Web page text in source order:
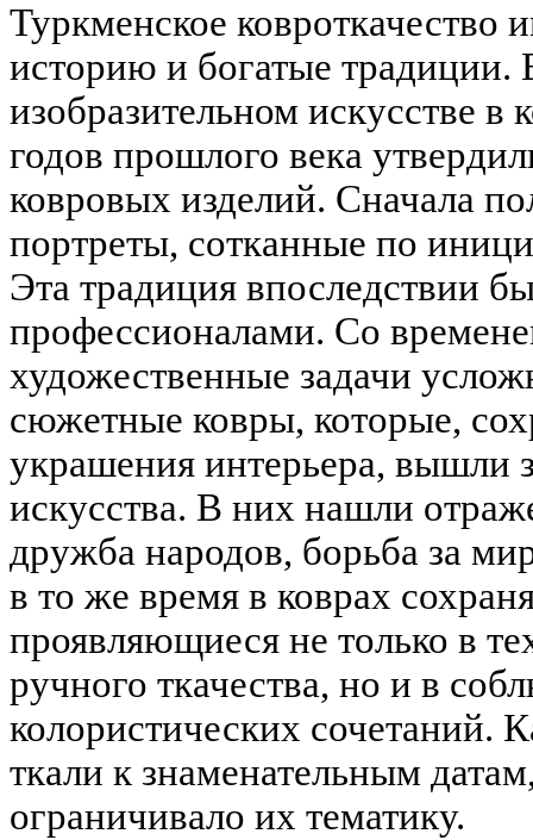
Туркменское ковроткачество
историю и богатые традиции.
изобразительном искусстве в
годов прошлого века
ковровых изделий. Сначала
портреты, сотканные по
Эта традиция впоследствии
профессионалами. Со
художественные задачи
сюжетные ковры, которые,
украшения интерьера, вышли
искусства. В них нашли
дружба народов, борьба за
в то же время в коврах
проявляющиеся не только в
ручного ткачества, но и в
колористических сочетаний.
ткали к знаменательным
ограничивало их тематику.